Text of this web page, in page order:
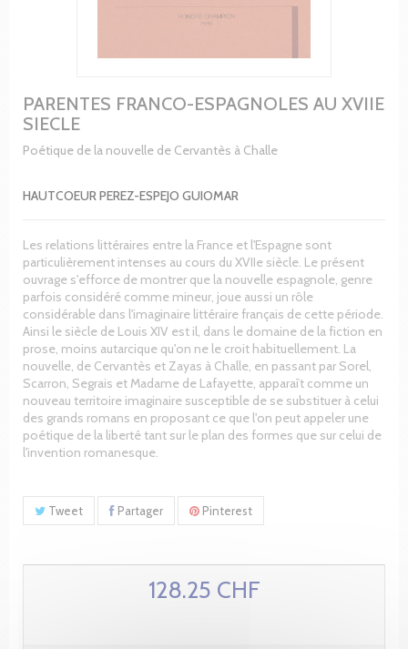
PARENTES FRANCO-ESPAGNOLES AU XVIIE
SIECLE
Poétique de la nouvelle de Cervantès à Challe
HAUTCOEUR PEREZ-ESPEJO GUIOMAR
Les relations littéraires entre la France et l'Espagne sont
particulièrement intenses au cours du XVIIe siècle. Le présent
ouvrage s'efforce de montrer que la nouvelle espagnole, genre
parfois considéré comme mineur, joue aussi un rôle
considérable dans l'imaginaire littéraire français de cette période.
Ainsi le siècle de Louis XIV est il, dans le domaine de la fiction en
prose, moins autarcique qu'on ne le croit habituellement. La
nouvelle, de Cervantès et Zayas à Challe, en passant par Sorel,
Scarron, Segrais et Madame de Lafayette, apparaît comme un
nouveau territoire imaginaire susceptible de se substituer à celui
des grands romans en proposant ce que l'on peut appeler une
poétique de la liberté tant sur le plan des formes que sur celui de
l'invention romanesque.
Tweet Partager Pinterest
128.25 CHF